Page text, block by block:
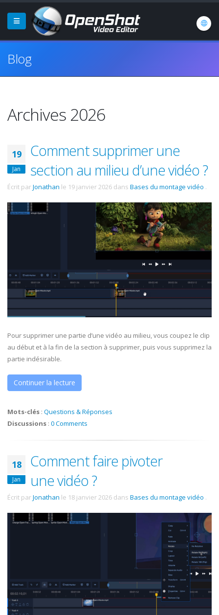
Blog
Archives 2026
19
Jan
Comment supprimer une
section au milieu d’une vidéo ?
Écrit parJonathan le 19 janvier 2026 dans Bases du montage vidéo .
Pour supprimer une partie d’une vidéo au milieu, vous coupez le clip
au début et à la fin de la section à supprimer, puis vous supprimez la
partie indésirable.
Continuer la lecture
Mots-clés : Questions & Réponses
Discussions : 0 Comments
18
Jan
Comment faire pivoter
une vidéo ?
Écrit parJonathan le 18 janvier 2026 dans Bases du montage vidéo .